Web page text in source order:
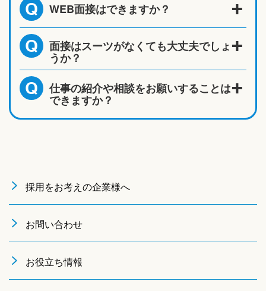
Q WEB面接はできますか？
Q 面接はスーツがなくても大丈夫でしょ
うか？
Q 仕事の紹介や相談をお願いすることは
できますか？
採用をお考えの企業様へ
お問い合わせ
お役立ち情報